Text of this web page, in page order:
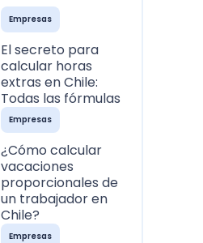
Empresas
El secreto para
calcular horas
extras en Chile:
Todas las fórmulas
Empresas
¿Cómo calcular
vacaciones
proporcionales de
un trabajador en
Chile?
Empresas